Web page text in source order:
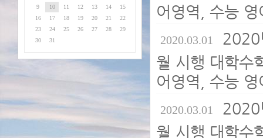
9
10 11 12 13 14
15
16
17 18 19 20 21
22
23
24 25 26 27 28
29
30
31
어영역, 수능
2020.03.01 2020
월 시행 대학수
어영역, 수능
2020.03.01 2020
월 시행 대학수